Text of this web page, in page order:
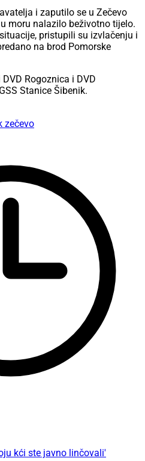
i zaputilo se u Zečevo
moru nalazilo beživotno tijelo.
pristupili su izvlačenju i
na brod Pomorske
Rogoznica i DVD
Stanice Šibenik.
zečevo
kći ste javno linčovali'